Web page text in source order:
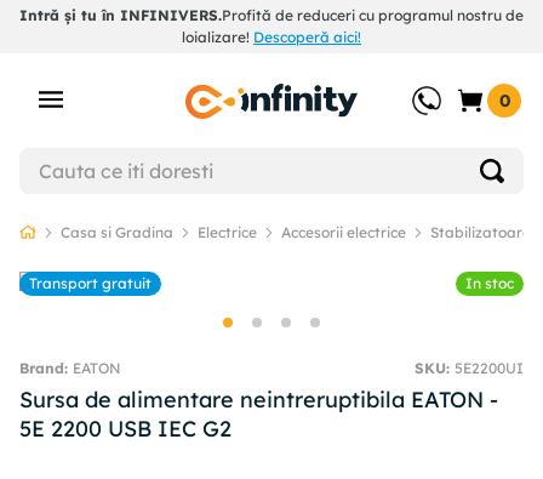
Intră și tu în INFINIVERS.Profită de reduceri cu programul nostru de
loializare! Descoperă aici!
0
Casa si Gradina Electrice Accesorii electrice Stabilizatoare
Transport gratuit In stoc
EATON SKU: 5E2200UI
Sursa de alimentare neintreruptibila EATON -
5E 2200 USB IEC G2